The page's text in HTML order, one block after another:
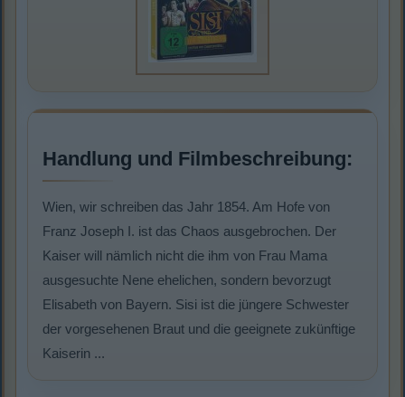
Handlung und Filmbeschreibung:
Wien, wir schreiben das Jahr 1854. Am Hofe von
Franz Joseph I. ist das Chaos ausgebrochen. Der
Kaiser will nämlich nicht die ihm von Frau Mama
ausgesuchte Nene ehelichen, sondern bevorzugt
Elisabeth von Bayern. Sisi ist die jüngere Schwester
der vorgesehenen Braut und die geeignete zukünftige
Kaiserin ...